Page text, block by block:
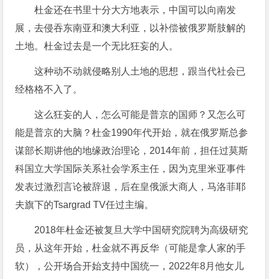
杜金还在书里十分大方地表示，中国可以向南发
展，去侵吞东南亚和澳大利亚，以补偿被俄罗斯肢解的
土地。杜金过去是一个无比狂妄的人。
这种动不动就侵略别人土地的思想，跟当代社会已
经格格不入了。
这么狂妄的人，怎么可能是普京的国师？又怎么可
能是普京的大脑？杜金1990年代开始，就在俄罗斯总参
谋部长期讲他的地缘政治理论，2014年前，担任过莫斯
科国立大学国际关系社会学系主任，因为克里米亚事件
发表过激烈言论被辞退，后在皇俄派大商人，马洛菲耶
夫旗下的Tsargrad TV任过主编。
2018年杜金还被复旦大学中国研究院聘为高级研究
员，从这年开始，杜金就不再反华（可能是拿人家的手
软），公开场合开始支持中国统一，2022年8月他女儿